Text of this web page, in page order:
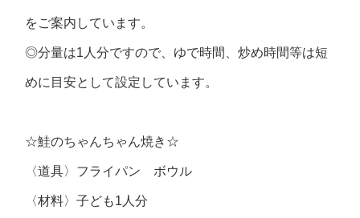
をご案内しています。
◎分量は1人分ですので、ゆで時間、炒め時間等は短
めに目安として設定しています。
☆鮭のちゃんちゃん焼き☆
〈道具〉フライパン ボウル
〈材料〉子ども1人分